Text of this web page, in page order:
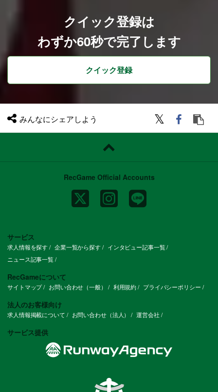
チームリード
検証端末: iOS, Android, Webブラウザ, AP
案件先: 大手ネット金融グループ様
案件期間: 長期（さらなる横展開・拡大が
見えている継続案件です）
ーム（初期3～10名規模、案件拡大に伴い
勤務時間帯: 9:30～18:30
※2026年3月のプロジェクトスタート以
降、参画銀行の増加に伴い業務量が拡大し
ているためのポジティブな増員募集です
社後に具体的な案件が確定となる点ご了承
■その他の社内プロジェクト例（100％プ
ライム案件）
アプリ関連： 動画配信サービス、金融・
証券、教育アプリ、エンタメ、ECサイト
Sier： インフラ、官公庁システム、業務
り、
web/アプリだけでなく、実機の検証にも
携われる機会もございます。
キャリアパス
■ 「最上流」と 「プロダクトが世に出る
直前の『最後の砦としての品質判断』のど
AIは決められた作業は得意ですが、「そも
そも何を作るべきか（要件定義・仕様確
認）」という最上流と、「エンドユーザー
が本当に満足するか」という判断は、人間
にしかできません。当社では開発の初期か
ら品質を作り込む経験を積むことで、一生
モノのスキルを身に着けることができま
す。
「スペシャリストコース」と「マネジメン
クイック登録は
わずか60秒で完了します
クイック登録
みんなにシェアしよう
RecGame Official Accounts
サービス
求人情報を探す 企業一覧から探す
インタビュー記事一覧
ニュース記事一覧
RecGameについて
サイトマップ お問い合わせ（一般） 利用規約 プライバシーポリシー
法人のお客様向け
求人情報掲載について お問い合わせ（法人） 運営会社
サービス提供